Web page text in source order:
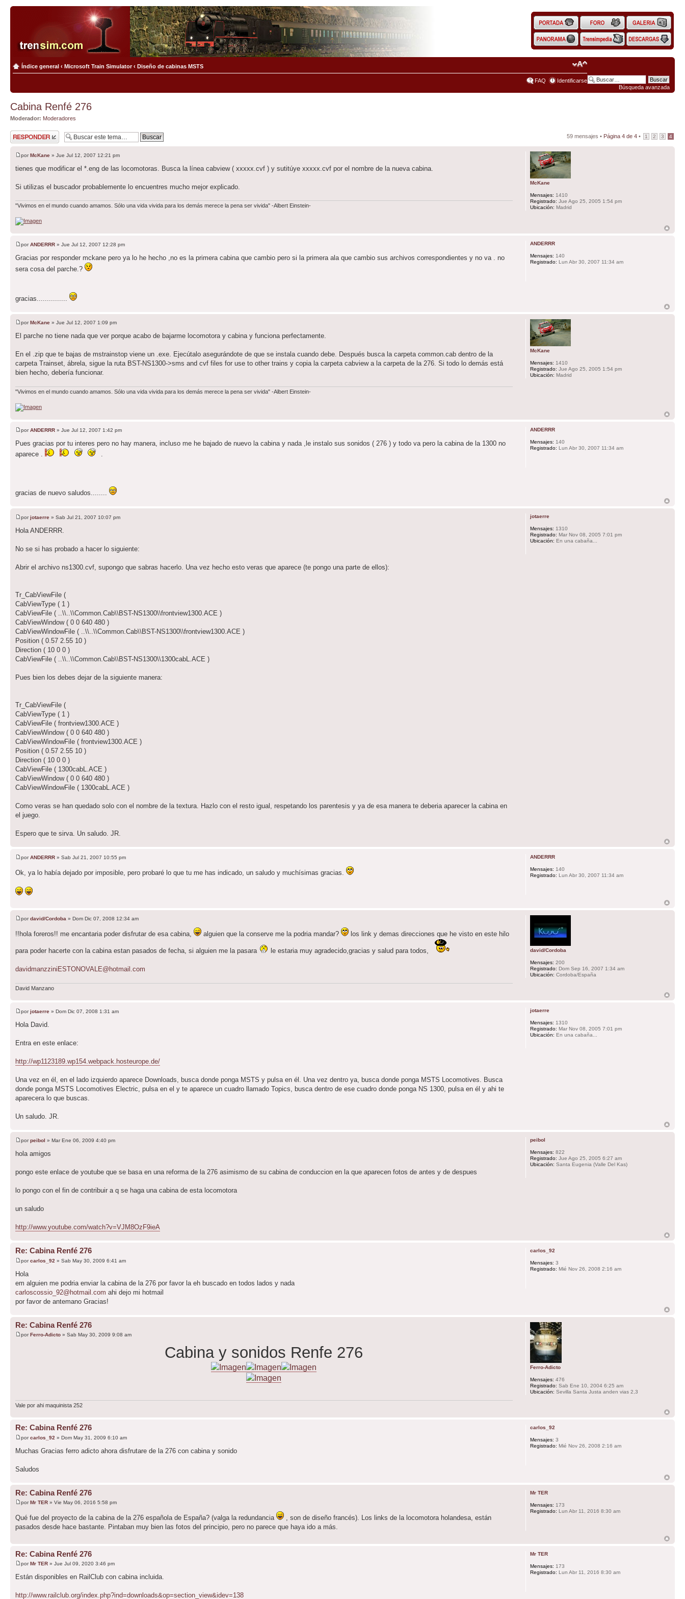
Búsqueda avanzada
Índice general ‹ Microsoft Train Simulator ‹ Diseño de cabinas MSTS
FAQ Identificarse
Cabina Renfé 276
Moderador: Moderadores
Publicar una
respuesta
59 mensajes • Página 4 de 4 • 1 2 3 4
porMcKane » Jue Jul 12, 2007 12:21 pm
tienes que modificar el *.eng de las locomotoras. Busca la línea cabview ( xxxxx.cvf ) y sutitúye xxxxx.cvf por el nombre de la nueva cabina.
Si utilizas el buscador probablemente lo encuentres mucho mejor explicado.
"Vivimos en el mundo cuando amamos. Sólo una vida vivida para los demás merece la pena ser vivida" -Albert Einstein-
McKane
Mensajes: 1410
Registrado: Jue Ago 25, 2005 1:54 pm
Ubicación: Madrid
porANDERRR » Jue Jul 12, 2007 12:28 pm
Gracias por responder mckane pero ya lo he hecho ,no es la primera cabina que cambio pero si la primera ala que cambio sus archivos correspondientes y no va . no
sera cosa del parche.?
gracias...............
ANDERRR
Mensajes: 140
Registrado: Lun Abr 30, 2007 11:34 am
porMcKane » Jue Jul 12, 2007 1:09 pm
El parche no tiene nada que ver porque acabo de bajarme locomotora y cabina y funciona perfectamente.
En el .zip que te bajas de mstrainstop viene un .exe. Ejecútalo asegurándote de que se instala cuando debe. Después busca la carpeta common.cab dentro de la
carpeta Trainset, ábrela, sigue la ruta BST-NS1300->sms and cvf files for use to other trains y copia la carpeta cabview a la carpeta de la 276. Si todo lo demás está
bien hecho, debería funcionar.
"Vivimos en el mundo cuando amamos. Sólo una vida vivida para los demás merece la pena ser vivida" -Albert Einstein-
McKane
Mensajes: 1410
Registrado: Jue Ago 25, 2005 1:54 pm
Ubicación: Madrid
porANDERRR » Jue Jul 12, 2007 1:42 pm
Pues gracias por tu interes pero no hay manera, incluso me he bajado de nuevo la cabina y nada ,le instalo sus sonidos ( 276 ) y todo va pero la cabina de la 1300 no
aparece .
.
gracias de nuevo saludos........
ANDERRR
Mensajes: 140
Registrado: Lun Abr 30, 2007 11:34 am
porjotaerre » Sab Jul 21, 2007 10:07 pm
Hola ANDERRR.
No se si has probado a hacer lo siguiente:
Abrir el archivo ns1300.cvf, supongo que sabras hacerlo. Una vez hecho esto veras que aparece (te pongo una parte de ellos):
Tr_CabViewFile (
CabViewType ( 1 )
CabViewFile ( ..\\..\\Common.Cab\\BST-NS1300\\frontview1300.ACE )
CabViewWindow ( 0 0 640 480 )
CabViewWindowFile ( ..\\..\\Common.Cab\\BST-NS1300\\frontview1300.ACE )
Position ( 0.57 2.55 10 )
Direction ( 10 0 0 )
CabViewFile ( ..\\..\\Common.Cab\\BST-NS1300\\1300cabL.ACE )
Pues bien los debes dejar de la siguiente manera:
Tr_CabViewFile (
CabViewType ( 1 )
CabViewFile ( frontview1300.ACE )
CabViewWindow ( 0 0 640 480 )
CabViewWindowFile ( frontview1300.ACE )
Position ( 0.57 2.55 10 )
Direction ( 10 0 0 )
CabViewFile ( 1300cabL.ACE )
CabViewWindow ( 0 0 640 480 )
CabViewWindowFile ( 1300cabL.ACE )
Como veras se han quedado solo con el nombre de la textura. Hazlo con el resto igual, respetando los parentesis y ya de esa manera te deberia aparecer la cabina en
el juego.
Espero que te sirva. Un saludo. JR.
jotaerre
Mensajes: 1310
Registrado: Mar Nov 08, 2005 7:01 pm
Ubicación: En una cabaña...
porANDERRR » Sab Jul 21, 2007 10:55 pm
Ok, ya lo había dejado por imposible, pero probaré lo que tu me has indicado, un saludo y muchísimas gracias.
ANDERRR
Mensajes: 140
Registrado: Lun Abr 30, 2007 11:34 am
pordavid/Cordoba » Dom Dic 07, 2008 12:34 am
!!hola foreros!! me encantaria poder disfrutar de esa cabina, alguien que la conserve me la podria mandar? los link y demas direcciones que he visto en este hilo
para poder hacerte con la cabina estan pasados de fecha, si alguien me la pasara le estaria muy agradecido,gracias y salud para todos,
davidmanzziniESTONOVALE@hotmail.com
David Manzano
david/Cordoba
Mensajes: 200
Registrado: Dom Sep 16, 2007 1:34 am
Ubicación: Cordoba/España
porjotaerre » Dom Dic 07, 2008 1:31 am
Hola David.
Entra en este enlace:
http://wp1123189.wp154.webpack.hosteurope.de/
Una vez en él, en el lado izquierdo aparece Downloads, busca donde ponga MSTS y pulsa en él. Una vez dentro ya, busca donde ponga MSTS Locomotives. Busca
donde ponga MSTS Locomotives Electric, pulsa en el y te aparece un cuadro llamado Topics, busca dentro de ese cuadro donde ponga NS 1300, pulsa en él y ahi te
aparecera lo que buscas.
Un saludo. JR.
jotaerre
Mensajes: 1310
Registrado: Mar Nov 08, 2005 7:01 pm
Ubicación: En una cabaña...
porpeibol » Mar Ene 06, 2009 4:40 pm
hola amigos
pongo este enlace de youtube que se basa en una reforma de la 276 asimismo de su cabina de conduccion en la que aparecen fotos de antes y de despues
lo pongo con el fin de contribuir a q se haga una cabina de esta locomotora
un saludo
http://www.youtube.com/watch?v=VJM8OzF9ieA
peibol
Mensajes: 822
Registrado: Jue Ago 25, 2005 6:27 am
Ubicación: Santa Eugenia (Valle Del Kas)
Re: Cabina Renfé 276
porcarlos_92 » Sab May 30, 2009 6:41 am
Hola
em alguien me podria enviar la cabina de la 276 por favor la eh buscado en todos lados y nada
carloscossio_92@hotmail.com ahi dejo mi hotmail
por favor de antemano Gracias!
carlos_92
Mensajes: 3
Registrado: Mié Nov 26, 2008 2:16 am
Re: Cabina Renfé 276
porFerro-Adicto » Sab May 30, 2009 9:08 am
Cabina y sonidos Renfe 276
Vale por ahi maquinista 252
Ferro-Adicto
Mensajes: 476
Registrado: Sab Ene 10, 2004 6:25 am
Ubicación: Sevilla Santa Justa anden vias 2,3
Re: Cabina Renfé 276
porcarlos_92 » Dom May 31, 2009 6:10 am
Muchas Gracias ferro adicto ahora disfrutare de la 276 con cabina y sonido
Saludos
carlos_92
Mensajes: 3
Registrado: Mié Nov 26, 2008 2:16 am
Re: Cabina Renfé 276
por Mr TER » Vie May 06, 2016 5:58 pm
Qué fue del proyecto de la cabina de la 276 española de España? (valga la redundancia
, son de diseño francés). Los links de la locomotora holandesa, están
pasados desde hace bastante. Pintaban muy bien las fotos del principio, pero no parece que haya ido a más.
Mr TER
Mensajes: 173
Registrado: Lun Abr 11, 2016 8:30 am
Re: Cabina Renfé 276
por Mr TER » Jue Jul 09, 2020 3:46 pm
Están disponibles en RailClub con cabina incluida.
http://www.railclub.org/index.php?ind=downloads&op=section_view&idev=138
Mr TER
Mensajes: 173
Registrado: Lun Abr 11, 2016 8:30 am